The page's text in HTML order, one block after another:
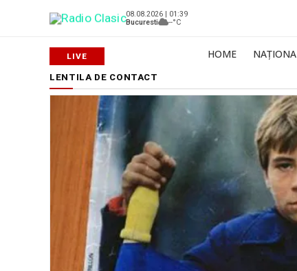
08.08.2026 | 01:39
Bucuresti
--°C
HOME
LENTILA DE CONTACT